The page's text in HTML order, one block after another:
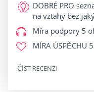
DOBRÉ PRO
na vztahy bez
Míra podpory 5
MÍRA ÚSPĚCHU
ČÍST RECENZI